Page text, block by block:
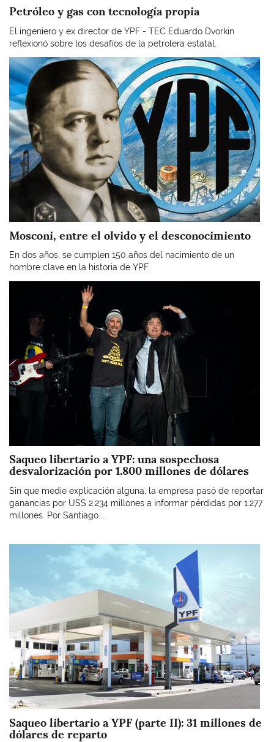
Petróleo y gas con tecnología propia
El ingeniero y ex director de YPF - TEC Eduardo Dvorkin
reflexionó sobre los desafíos de la petrolera estatal.
Imagen
Mosconi, entre el olvido y el desconocimiento
En dos años, se cumplen 150 años del nacimiento de un
hombre clave en la historia de YPF.
Saqueo libertario a YPF: una sospechosa
desvalorización por 1.800 millones de dólares
Sin que medie explicación alguna, la empresa pasó de reportar
ganancias por USS 2.234 millones a informar pérdidas por 1.277
millones. Por Santiago...
Saqueo libertario a YPF (parte II): 31 millones de
dólares de reparto